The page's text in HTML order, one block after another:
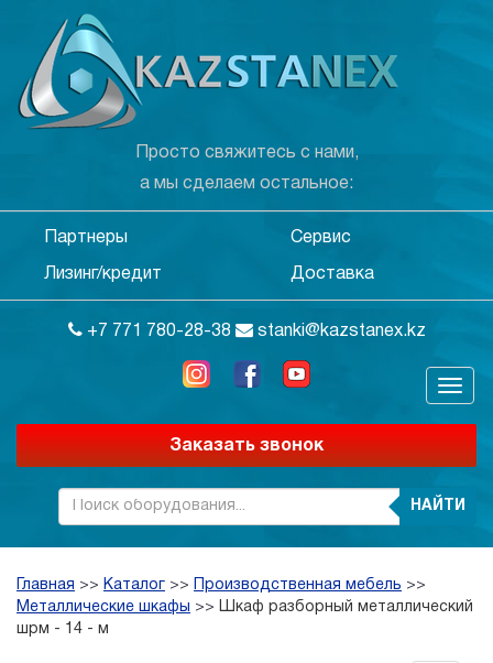
Просто свяжитесь с нами,
а мы сделаем остальное:
Партнеры Сервис
Лизинг/кредит Доставка
+7 771 780-28-38 stanki@kazstanex.kz
Заказать звонок
НАЙТИ
Главная >> Каталог >> Производственная мебель >>
Металлические шкафы
>> Шкаф разборный металлический
шрм - 14 - м